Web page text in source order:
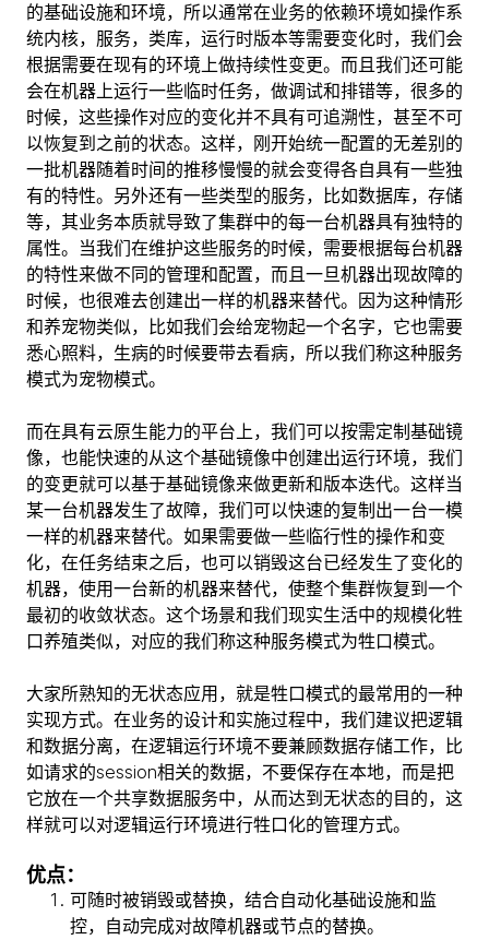
的基础设施和环境，所以通常在业务的依赖环境如操作系
统内核，服务，类库，运行时版本等需要变化时，我们会
根据需要在现有的环境上做持续性变更。而且我们还可能
会在机器上运行一些临时任务，做调试和排错等，很多的
时候，这些操作对应的变化并不具有可追溯性，甚至不可
以恢复到之前的状态。这样，刚开始统一配置的无差别的
一批机器随着时间的推移慢慢的就会变得各自具有一些独
有的特性。另外还有一些类型的服务，比如数据库，存储
等，其业务本质就导致了集群中的每一台机器具有独特的
属性。当我们在维护这些服务的时候，需要根据每台机器
的特性来做不同的管理和配置，而且一旦机器出现故障的
时候，也很难去创建出一样的机器来替代。因为这种情形
和养宠物类似，比如我们会给宠物起一个名字，它也需要
悉心照料，生病的时候要带去看病，所以我们称这种服务
模式为宠物模式。
而在具有云原生能力的平台上，我们可以按需定制基础镜
像，也能快速的从这个基础镜像中创建出运行环境，我们
的变更就可以基于基础镜像来做更新和版本迭代。这样当
某一台机器发生了故障，我们可以快速的复制出一台一模
一样的机器来替代。如果需要做一些临行性的操作和变
化，在任务结束之后，也可以销毁这台已经发生了变化的
机器，使用一台新的机器来替代，使整个集群恢复到一个
最初的收敛状态。这个场景和我们现实生活中的规模化牲
口养殖类似，对应的我们称这种服务模式为牲口模式。
大家所熟知的无状态应用，就是牲口模式的最常用的一种
实现方式。在业务的设计和实施过程中，我们建议把逻辑
和数据分离，在逻辑运行环境不要兼顾数据存储工作，比
如请求的session相关的数据，不要保存在本地，而是把
它放在一个共享数据服务中，从而达到无状态的目的，这
样就可以对逻辑运行环境进行牲口化的管理方式。
优点：
可随时被销毁或替换，结合自动化基础设施和监
控，自动完成对故障机器或节点的替换。